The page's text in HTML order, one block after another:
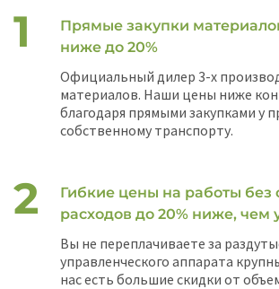
Прямые закупки
ниже до 20%
Официальный дилер 3-х
материалов. Наши цены ниже
благодаря прямыми закупками у
собственному транспорту.
Гибкие цены на работы без
расходов до 20% ниже, чем
Вы не переплачиваете за
управленческого аппарата
нас есть большие скидки от